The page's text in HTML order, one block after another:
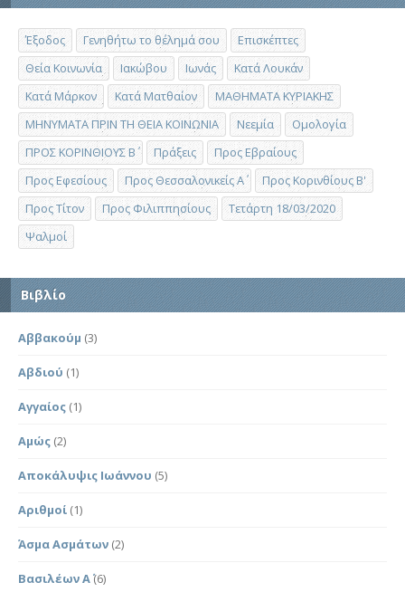
Έξοδος Γενηθήτω το θέλημά σου
Επισκέπτες
Θεία Κοινωνία
Ιακώβου Ιωνάς
Κατά Λουκάν
Κατά Μάρκον
Κατά Ματθαίον
ΜΑΘΗΜΑΤΑ ΚΥΡΙΑΚΗΣ
ΜΗΝΥΜΑΤΑ ΠΡΙΝ ΤΗ ΘΕΙΑ ΚΟΙΝΩΝΙΑ
Νεεμία
Ομολογία
ΠΡΟΣ ΚΟΡΙΝΘΙΟΥΣ Β΄
Πράξεις
Προς Εβραίους
Προς Εφεσίους
Προς Θεσσαλονικείς Α΄
Προς Κορινθίους Β'
Προς Τίτον
Προς Φιλιππησίους
Τετάρτη 18/03/2020
Ψαλμοί
Βιβλίο
Αββακούμ (3)
Αβδιού (1)
Αγγαίος (1)
Αμώς (2)
Αποκάλυψις Ιωάννου (5)
Αριθμοί (1)
Άσμα Ασμάτων (2)
Βασιλέων Α΄(6)